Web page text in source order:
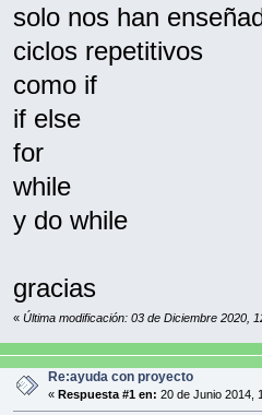
solo nos han
ciclos repetitivos
como if
if else
for
while
y do while
gracias
« Última modificación: 03 de Diciembre 2020,
Re:ayuda con proyecto
« Respuesta #1 en: 20 de Junio 2014,